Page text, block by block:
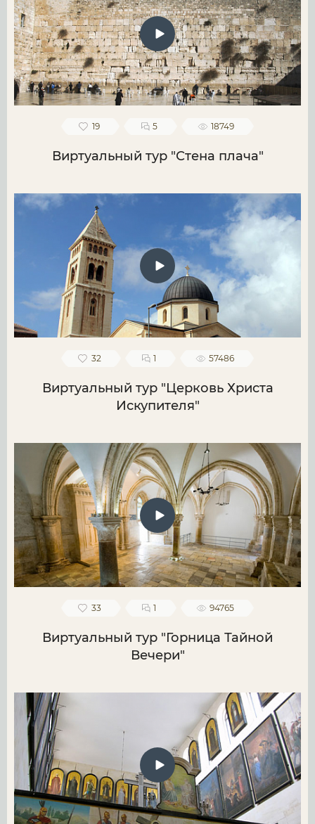
19 5 18749
Виртуальный тур "Стена плача"
32 1 57486
Виртуальный тур "Церковь Христа
Искупителя"
33 1 94765
Виртуальный тур "Горница Тайной
Вечери"